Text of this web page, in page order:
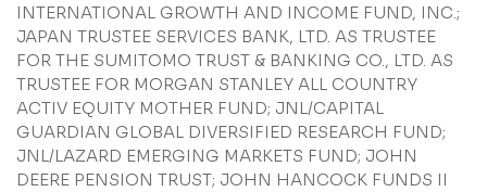
INTERNATIONAL GROWTH AND INCOME FUND, INC.;
JAPAN TRUSTEE SERVICES BANK, LTD. AS TRUSTEE
FOR THE SUMITOMO TRUST & BANKING CO., LTD. AS
TRUSTEE FOR MORGAN STANLEY ALL COUNTRY
ACTIV EQUITY MOTHER FUND; JNL/CAPITAL
GUARDIAN GLOBAL DIVERSIFIED RESEARCH FUND;
JNL/LAZARD EMERGING MARKETS FUND; JOHN
DEERE PENSION TRUST; JOHN HANCOCK FUNDS II